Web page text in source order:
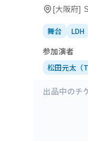
[大阪府]
舞台 LDH
参加演者
松田元太（
出品中のチ